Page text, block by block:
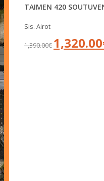
TAIMEN 420
Sis. Airot
1,390.00€
Alkuperäinen
hinta
1,320.00